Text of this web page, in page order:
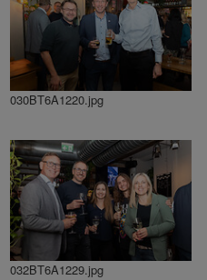
030BT6A1220.jpg
032BT6A1229.jpg